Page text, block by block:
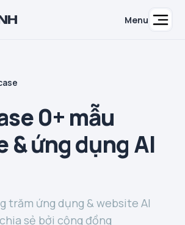
Menu
0+ mẫu
& ứng dụng AI
trăm ứng dụng & website AI
sẻ bởi cộng đồng